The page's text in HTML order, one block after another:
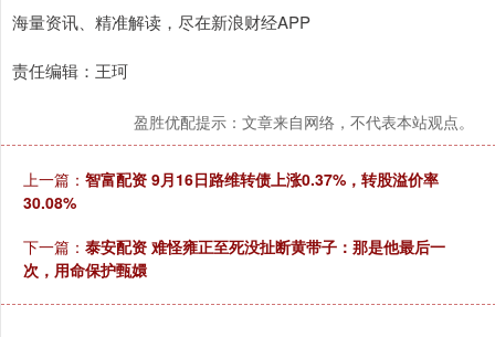
海量资讯、精准解读，尽在新浪财经APP
责任编辑：王珂
盈胜优配提示：文章来自网络，不代表本站观点。
上一篇： 智富配资 9月16日路维转债上涨0.37%，转股溢价率
30.08%
下一篇： 泰安配资 难怪雍正至死没扯断黄带子：那是他最后一
次，用命保护甄嬛